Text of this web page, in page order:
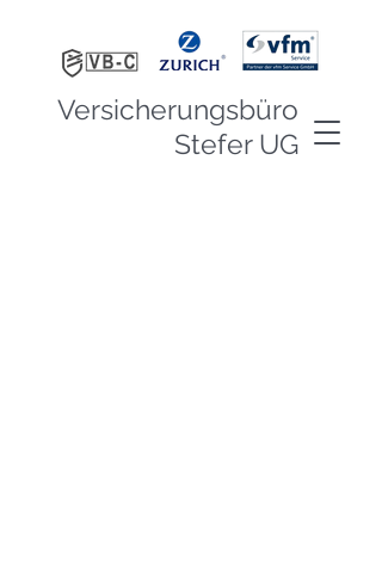
Versicherungsbüro
Stefer UG